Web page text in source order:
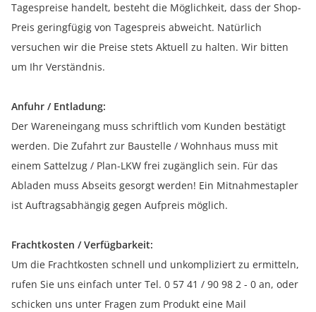
Tagespreise handelt, besteht die Möglichkeit, dass der Shop-
Preis geringfügig von Tagespreis abweicht. Natürlich
versuchen wir die Preise stets Aktuell zu halten. Wir bitten
um Ihr Verständnis.
Anfuhr / Entladung:
Der Wareneingang muss schriftlich vom Kunden bestätigt
werden. Die Zufahrt zur Baustelle / Wohnhaus muss mit
einem Sattelzug / Plan-LKW frei zugänglich sein. Für das
Abladen muss Abseits gesorgt werden! Ein Mitnahmestapler
ist Auftragsabhängig gegen Aufpreis möglich.
Frachtkosten / Verfügbarkeit:
Um die Frachtkosten schnell und unkompliziert zu ermitteln,
rufen Sie uns einfach unter Tel. 0 57 41 / 90 98 2 - 0 an, oder
schicken uns unter Fragen zum Produkt eine Mail